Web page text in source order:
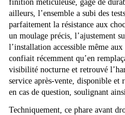
finition méticuleuse, gage de
ailleurs, l’ensemble a subi des
parfaitement la résistance aux
un moulage précis, l’ajustement
l’installation accessible même
confiait récemment qu’en
visibilité nocturne et retrouvé
service après-vente, disponible et
en cas de question, soulignant
Techniquement, ce phare avant